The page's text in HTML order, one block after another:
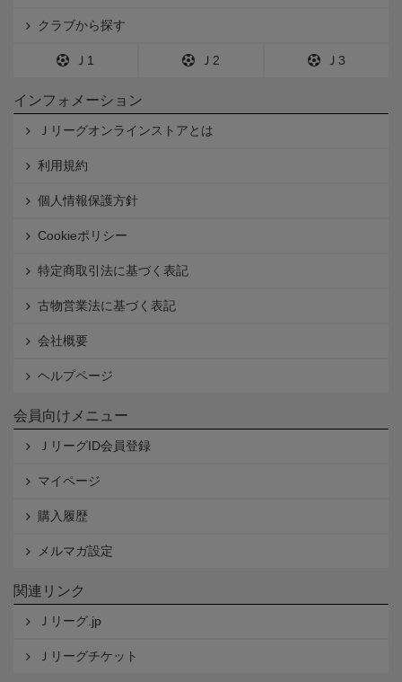
クラブから探す
Ｊ1 Ｊ2 Ｊ3
インフォメーション
Ｊリーグオンラインストアとは
利用規約
個人情報保護方針
Cookieポリシー
特定商取引法に基づく表記
古物営業法に基づく表記
会社概要
ヘルプページ
会員向けメニュー
ＪリーグID会員登録
マイページ
購入履歴
メルマガ設定
関連リンク
Ｊリーグ.jp
Ｊリーグチケット